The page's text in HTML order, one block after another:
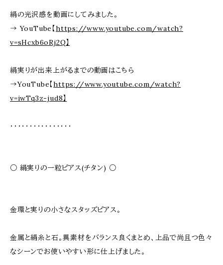
絹の光沢感を動画にしてみました。
→ YouTube【https://www.youtube.com/watch?
v=sHcxb6oRj2Q】
絹実りが出来上がるまでの動画はこちら
→YouTube【https://www.youtube.com/watch?
v=iwTq3z-jud8】
・・・・・・・・・・・・・・・・
○ 絹実りの一粒ピアス(チタン) ○
金環と実りの小さなスタッズピアス。
金属と絹糸と石。異素材をバランス良くまとめ、上品で尚且つ色々
なシーンでお使いやすい形に仕上げました。